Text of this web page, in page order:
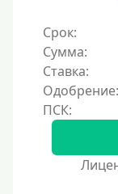
Срок:
Сумма:
Ставка:
Одобрение: